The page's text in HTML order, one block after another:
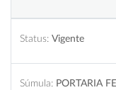
Status: Vigente
Súmula: PORTARIA